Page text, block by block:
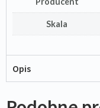
Skala
Opis